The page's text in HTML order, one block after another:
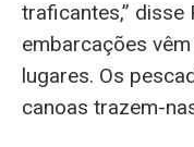
traficantes,” disse
embarcações
lugares. Os
canoas trazem-